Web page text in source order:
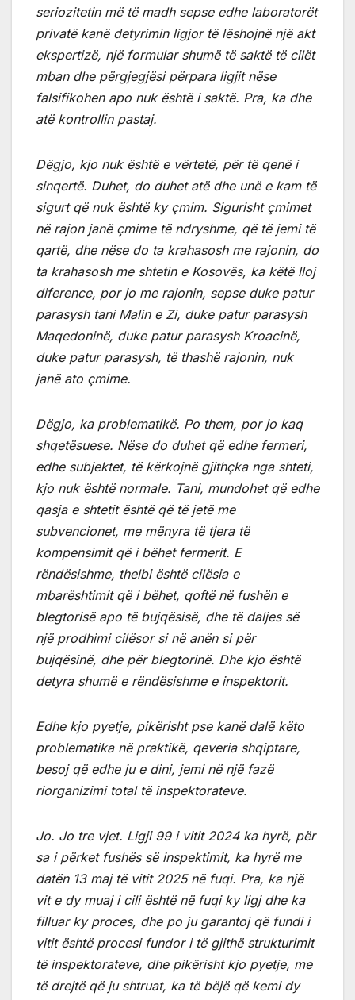
seriozitetin më të madh sepse edhe laboratorët
privatë kanë detyrimin ligjor të lëshojnë një akt
ekspertizë, një formular shumë të saktë të cilët
mban dhe përgjegjësi përpara ligjit nëse
falsifikohen apo nuk është i saktë. Pra, ka dhe
atë kontrollin pastaj.
Dëgjo, kjo nuk është e vërtetë, për të qenë i
sinqertë. Duhet, do duhet atë dhe unë e kam të
sigurt që nuk është ky çmim. Sigurisht çmimet
në rajon janë çmime të ndryshme, që të jemi të
qartë, dhe nëse do ta krahasosh me rajonin, do
ta krahasosh me shtetin e Kosovës, ka këtë lloj
diference, por jo me rajonin, sepse duke patur
parasysh tani Malin e Zi, duke patur parasysh
Maqedoninë, duke patur parasysh Kroacinë,
duke patur parasysh, të thashë rajonin, nuk
janë ato çmime.
Dëgjo, ka problematikë. Po them, por jo kaq
shqetësuese. Nëse do duhet që edhe fermeri,
edhe subjektet, të kërkojnë gjithçka nga shteti,
kjo nuk është normale. Tani, mundohet që edhe
qasja e shtetit është që të jetë me
subvencionet, me mënyra të tjera të
kompensimit që i bëhet fermerit. E
rëndësishme, thelbi është cilësia e
mbarështimit që i bëhet, qoftë në fushën e
blegtorisë apo të bujqësisë, dhe të daljes së
një prodhimi cilësor si në anën si për
bujqësinë, dhe për blegtorinë. Dhe kjo është
detyra shumë e rëndësishme e inspektorit.
Edhe kjo pyetje, pikërisht pse kanë dalë këto
problematika në praktikë, qeveria shqiptare,
besoj që edhe ju e dini, jemi në një fazë
riorganizimi total të inspektorateve.
Jo. Jo tre vjet. Ligji 99 i vitit 2024 ka hyrë, për
sa i përket fushës së inspektimit, ka hyrë me
datën 13 maj të vitit 2025 në fuqi. Pra, ka një
vit e dy muaj i cili është në fuqi ky ligj dhe ka
filluar ky proces, dhe po ju garantoj që fundi i
vitit është procesi fundor i të gjithë strukturimit
të inspektorateve, dhe pikërisht kjo pyetje, me
të drejtë që ju shtruat, ka të bëjë që kemi dy